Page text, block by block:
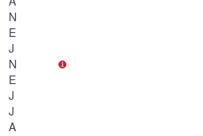
N
E
J
N
E
J
J
A